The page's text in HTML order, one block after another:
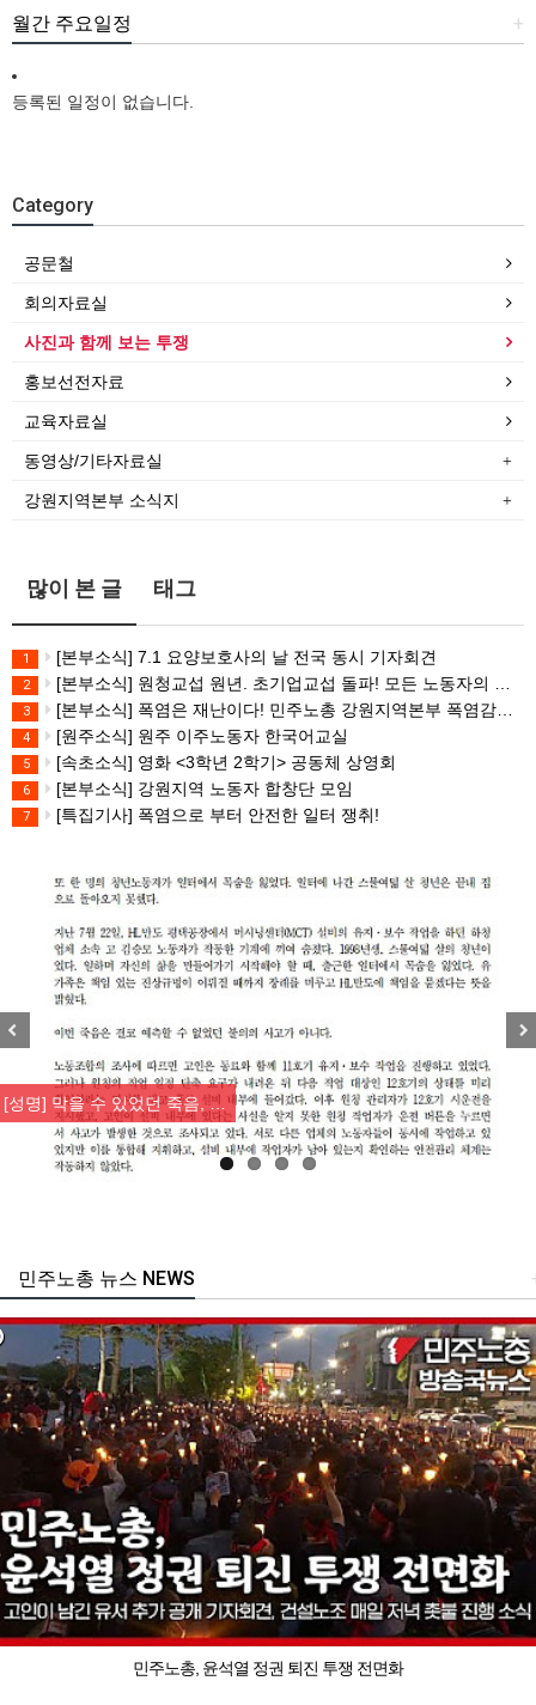
+
월간 주요일정
등록된 일정이 없습니다.
Category
공문철
회의자료실
사진과 함께 보는 투쟁
홍보선전자료
교육자료실
동영상/기타자료실
강원지역본부 소식지
많이 본 글 태그
1 [본부소식] 7.1 요양보호사의 날 전국 동시 기자회견
2 [본부소식] 원청교섭 원년. 초기업교섭 돌파! 모든 노동자의 노동기본권 쟁취! 민주노총 7.15 총파업대회
3 [본부소식] 폭염은 재난이다! 민주노총 강원지역본부 폭염감시단 선포 기자회견
4 [원주소식] 원주 이주노동자 한국어교실
5 [속초소식] 영화 <3학년 2학기> 공동체 상영회
6 [본부소식] 강원지역 노동자 합창단 모임
7 [특집기사] 폭염으로 부터 안전한 일터 쟁취!
[성명] 막을 수 있었던 죽음, …
주노총 뉴스 NEWS
민주노총, 윤석열 정권 퇴진 투쟁 전면화